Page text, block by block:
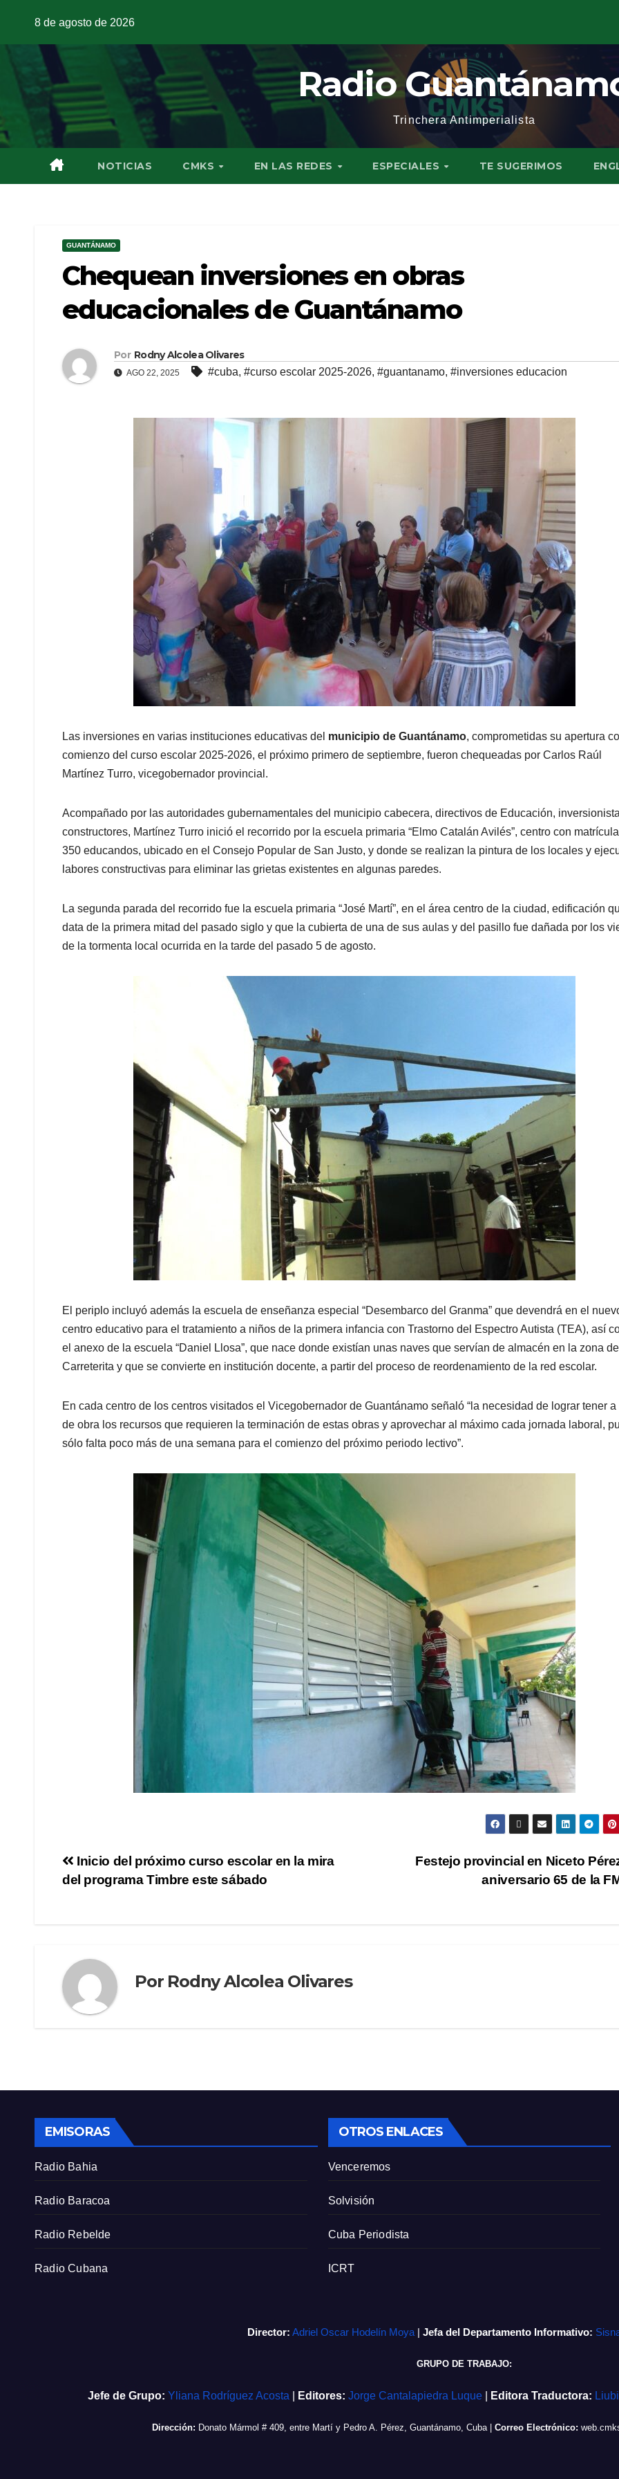
8 de agosto de 2026
Radio
Trinchera Antimperialista
NOTICIAS CMKS EN LAS REDES ESPECIALES TE SUGERIMOS
GUANTÁNAMO
Chequean inversiones en obras
educacionales de Guantánamo
Por Rodny Alcolea Olivares
AGO 22, 2025 #cuba, #curso escolar 2025-2026, #guantanamo, #inversiones educacion
Las inversiones en varias instituciones educativas del municipio de Guantánamo, comprometidas su apertura
comienzo del curso escolar 2025-2026, el próximo primero de septiembre, fueron chequeadas por Carlos Raúl
Martínez Turro, vicegobernador provincial.
Acompañado por las autoridades gubernamentales del municipio cabecera, directivos de Educación,
constructores, Martínez Turro inició el recorrido por la escuela primaria “Elmo Catalán Avilés”, centro con
350 educandos, ubicado en el Consejo Popular de San Justo, y donde se realizan la pintura de los locales y
labores constructivas para eliminar las grietas existentes en algunas paredes.
La segunda parada del recorrido fue la escuela primaria “José Martí”, en el área centro de la ciudad, edificación
data de la primera mitad del pasado siglo y que la cubierta de una de sus aulas y del pasillo fue dañada por los
de la tormenta local ocurrida en la tarde del pasado 5 de agosto.
El periplo incluyó además la escuela de enseñanza especial “Desembarco del Granma” que devendrá en el
centro educativo para el tratamiento a niños de la primera infancia con Trastorno del Espectro Autista (TEA), así
el anexo de la escuela “Daniel Llosa”, que nace donde existían unas naves que servían de almacén en la zona de
Carreterita y que se convierte en institución docente, a partir del proceso de reordenamiento de la red escolar.
En cada centro de los centros visitados el Vicegobernador de Guantánamo señaló “la necesidad de lograr tener a
de obra los recursos que requieren la terminación de estas obras y aprovechar al máximo cada jornada laboral,
sólo falta poco más de una semana para el comienzo del próximo periodo lectivo”.
Festejo provincial en Niceto
aniversario 65 de la
Inicio del próximo curso escolar en la mira
del programa Timbre este sábado
Por Rodny Alcolea Olivares
EMISORAS
Radio Bahia
Radio Baracoa
Radio Rebelde
Radio Cubana
OTROS ENLACES
Venceremos
Solvisión
Cuba Periodista
ICRT
Director: Adriel Oscar Hodelín Moya | Jefa del Departamento Informativo:
GRUPO DE TRABAJO:
Jefe de Grupo: Yliana Rodríguez Acosta Editores: Jorge Cantalapiedra Luque Editora Traductora:
Dirección: Donato Mármol # 409, entre Martí y Pedro A. Pérez, Guantánamo, Cuba| Correo Electrónico: